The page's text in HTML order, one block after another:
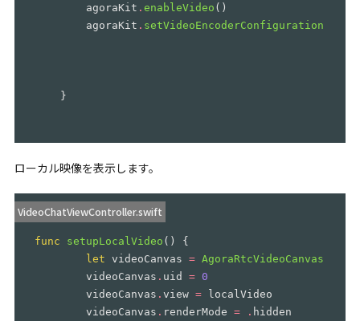
agoraKit .enableVideo ()
agoraKit . setVideoEncoderConfiguration
}
ローカル映像を表示します。
VideoChatViewController.swift
func setupLocalVideo ()
{
let
videoCanvas = AgoraRtcVideoCanvas
videoCanvas . uid = 0
videoCanvas .view =
localVideo
videoCanvas . renderMode = . hidden